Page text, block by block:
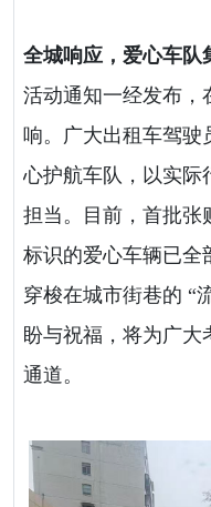
全城响应，爱心车队
活动通知一经发布，
响。广大出租车驾驶
心护航车队，以实际
担当。目前，首批张
标识的爱心车辆已全
穿梭在城市街巷的 “
盼与祝福，将为广
通道。